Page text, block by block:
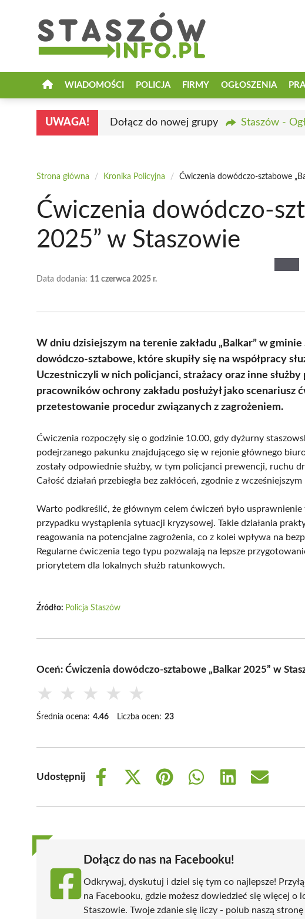
WIADOMOŚCI POLICJA FIRMY OGŁOSZENIA
UWAGA! Dołącz do nowej grupy Staszów -
Strona główna / Kronika Policyjna / Ćwiczenia dowódczo-sztabowe
Ćwiczenia dowódczo-
2025” w Staszowie
Data dodania: 11 czerwca 2025 r.
W dniu dzisiejszym na terenie zakładu „Balkar” w
dowódczo-sztabowe, które skupiły się na współpracy
Uczestniczyli w nich policjanci, strażacy oraz inne
pracowników ochrony zakładu posłużył jako scenariusz
przetestowanie procedur związanych z zagrożeniem.
Ćwiczenia rozpoczęły się o godzinie 10.00, gdy dyżurny
podejrzanego pakunku znajdującego się w rejonie głównego
zostały odpowiednie służby, w tym policjanci prewencji, ruchu
Całość działań przebiegła bez zakłóceń, zgodnie z
Warto podkreślić, że głównym celem ćwiczeń było
przypadku wystąpienia sytuacji kryzysowej. Takie działania
reagowania na potencjalne zagrożenia, co z kolei wpływa na
Regularne ćwiczenia tego typu pozwalają na lepsze
priorytetem dla lokalnych służb ratunkowych.
Źródło: Policja Staszów
Oceń: Ćwiczenia dowódczo-sztabowe „Balkar 2025” w
★ ★ ★ ★ ★
Średnia ocena: 4.46 Liczba ocen: 23
Udostępnij
Share
Share
(Twitter)
Share
Share
Share
Share
Dołącz do nas na Facebooku!
Odkrywaj, dyskutuj i dziel się tym co najlepsze!
na Facebooku, gdzie możesz dowiedzieć się więcej o
Staszowie. Twoje zdanie się liczy - polub naszą stronę